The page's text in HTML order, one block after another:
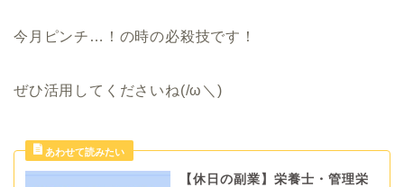
今月ピンチ…！の時の必殺技です！
ぜひ活用してくださいね(/ω＼)
【休日の副業】栄養士・管理栄